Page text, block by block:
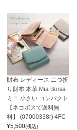
財布 レディース 二つ折
り財布 本革 Mia Borsa
ミニ 小さい コンパクト
【ネコポスで送料無
料】 (07000338r) 4FC
¥5,500(税込)